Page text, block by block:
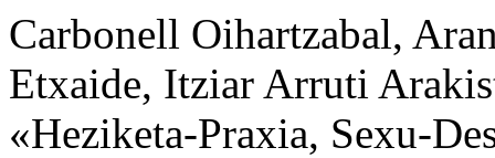
Carbonell Oihartzabal,
Etxaide, Itziar Arruti
«Heziketa-Praxia, Sexu-